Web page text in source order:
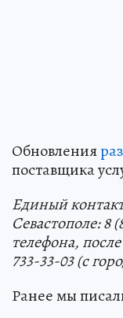
Обновления
поставщика
Единый
Севастополе: 8
телефона,
733-33-03 (с
Ранее мы